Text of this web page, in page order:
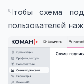
Чтобы схема
пользователей